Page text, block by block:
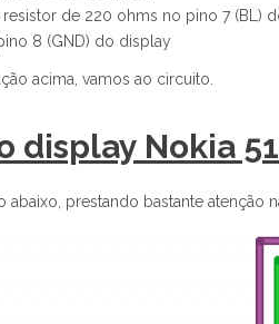
de 220 ohms no pino 7 (BL)
8 (GND) do display
acima, vamos ao circuito.
display Nokia
abaixo, prestando bastante